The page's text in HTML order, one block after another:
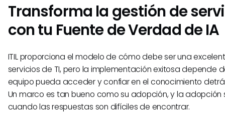
Transforma la gestión de
con tu Fuente de Verdad de IA
ITIL proporciona el modelo de cómo debe ser una
servicios de TI, pero la implementación exitosa depende
equipo pueda acceder y confiar en el conocimiento
Un marco es tan bueno como su adopción, y la
cuando las respuestas son difíciles de encontrar.